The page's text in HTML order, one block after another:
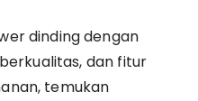
dinding dengan
dan fitur
temukan